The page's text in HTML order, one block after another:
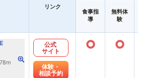
リンク
食事指
導
無料体
験
公式
サイト
体験・
相談予約
○ ○